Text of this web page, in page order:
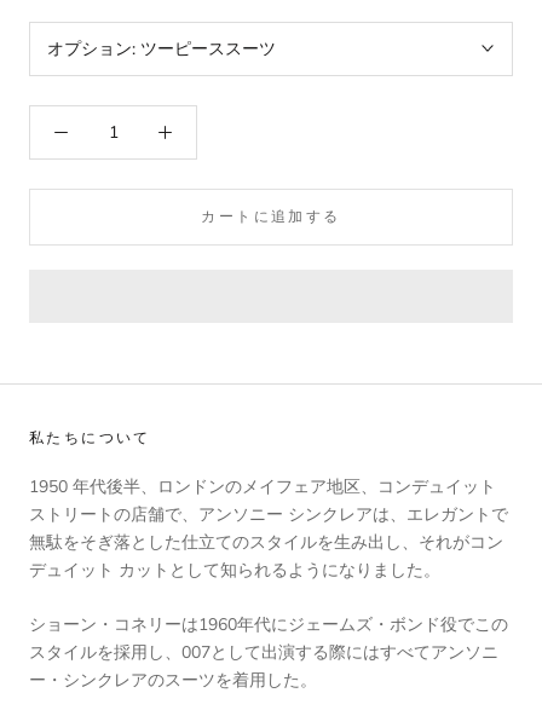
オプション: ツーピーススーツ
カートに追加する
私たちについて
1950 年代後半、ロンドンのメイフェア地区、コンデュイット
ストリートの店舗で、アンソニー シンクレアは、エレガントで
無駄をそぎ落とした仕立てのスタイルを生み出し、それがコン
デュイット カットとして知られるようになりました。
ショーン・コネリーは1960年代にジェームズ・ボンド役でこの
スタイルを採用し、007として出演する際にはすべてアンソニ
ー・シンクレアのスーツを着用した。